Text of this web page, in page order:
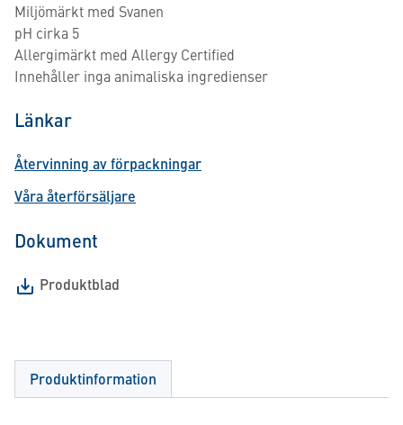
Miljömärkt med Svanen
pH cirka 5
Allergimärkt med Allergy Certified
Innehåller inga animaliska ingredienser
Länkar
Återvinning av förpackningar
Våra återförsäljare
Dokument
Produktblad
Produktinformation